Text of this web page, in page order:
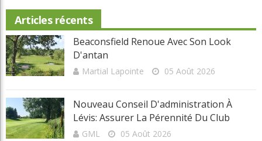
L'obligation De Signaler Une Infraction
Édouard Rivard
Invitante Terrasse-Resto À Val-Morin Et
De Belles Améliorations Au Castor